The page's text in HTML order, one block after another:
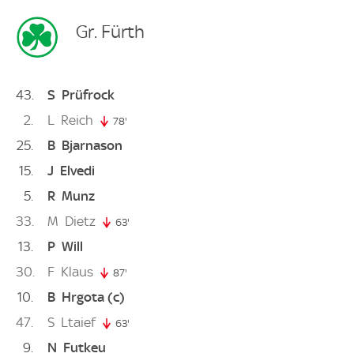
Gr. Fürth
43 S Prüfrock
2
L Reich 78'
25 B Bjarnason
15
J Elvedi
5
R Munz
33
M Dietz 63'
13 P Will
30
F Klaus 87'
10 B Hrgota (c)
47
S Ltaief 63'
9 N Futkeu